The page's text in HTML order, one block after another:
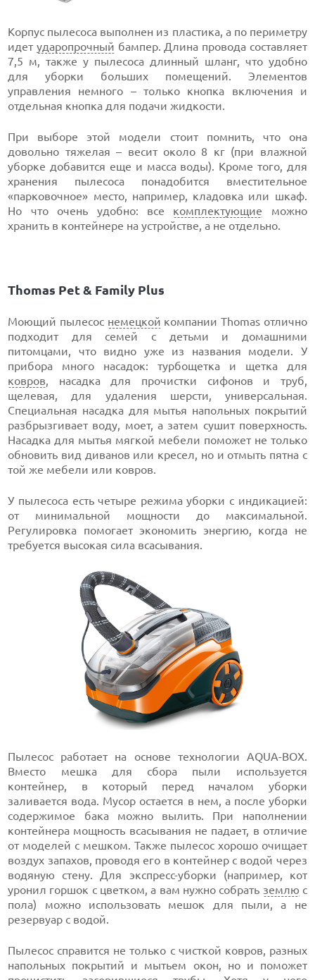
Корпус пылесоса выполнен из пластика, а по периметру
идет ударопрочный бампер. Длина провода составляет
7,5 м, также у пылесоса длинный шланг, что удобно
для уборки больших помещений. Элементов
управления немного – только кнопка включения и
отдельная кнопка для подачи жидкости.
При выборе этой модели стоит помнить, что она
довольно тяжелая – весит около 8 кг (при влажной
уборке добавится еще и масса воды). Кроме того, для
хранения пылесоса понадобится вместительное
«парковочное» место, например, кладовка или шкаф.
Но что очень удобно: все комплектующие можно
хранить в контейнере на устройстве, а не отдельно.
Thomas Pet & Family Plus
Моющий пылесос немецкой компании Thomas отлично
подходит для семей с детьми и домашними
питомцами, что видно уже из названия модели. У
прибора много насадок: турбощетка и щетка для
ковров , насадка для прочистки сифонов и труб,
щелевая, для удаления шерсти, универсальная.
Специальная насадка для мытья напольных покрытий
разбрызгивает воду, моет, а затем сушит поверхность.
Насадка для мытья мягкой мебели поможет не только
обновить вид диванов или кресел, но и отмыть пятна с
той же мебели или ковров.
У пылесоса есть четыре режима уборки с индикацией:
от минимальной мощности до максимальной.
Регулировка помогает экономить энергию, когда не
требуется высокая сила всасывания.
Пылесос работает на основе технологии AQUA-BOX.
Вместо мешка для сбора пыли используется
контейнер, в который перед началом уборки
заливается вода. Мусор остается в нем, а после уборки
содержимое бака можно вылить. При наполнении
контейнера мощность всасывания не падает, в отличие
от моделей с мешком. Также пылесос хорошо очищает
воздух запахов, проводя его в контейнер с водой через
водяную стену. Для экспресс-уборки (например, кот
уронил горшок с цветком, а вам нужно собрать землю с
пола) можно использовать мешок для пыли, а не
резервуар с водой.
Пылесос справится не только с чисткой ковров, разных
напольных покрытий и мытьем окон, но и поможет